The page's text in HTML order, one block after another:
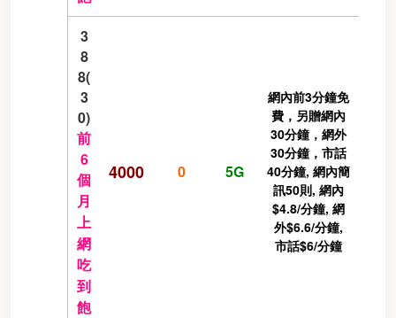
3
8
8(
3
0)
前
6
個
月
上
網
吃
到
飽
4000 0 5G
網內前3分鐘免
費，另贈網內
30分鐘，網外
30分鐘，市話
40分鐘, 網內簡
訊50則, 網內
$4.8/分鐘, 網
外$6.6/分鐘,
市話$6/分鐘